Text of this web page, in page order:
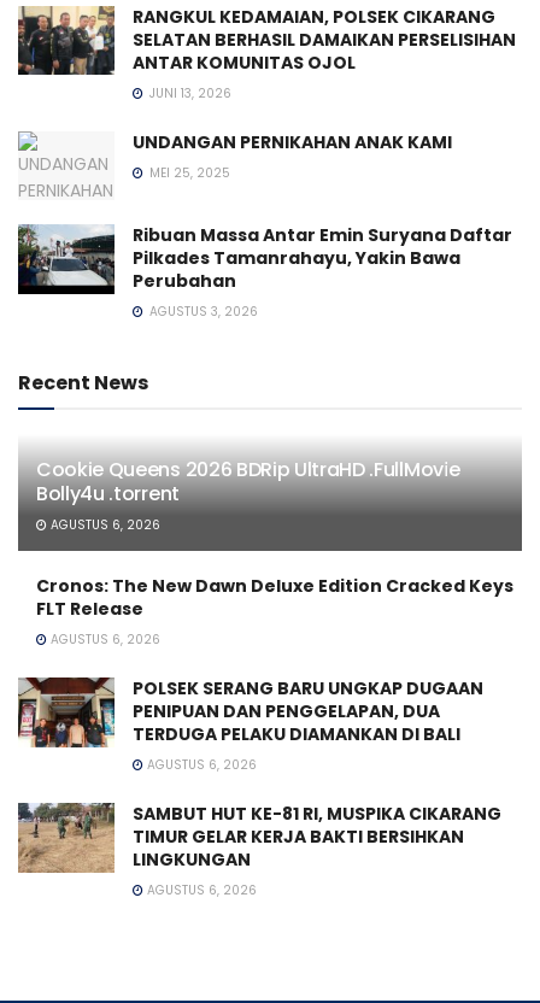
RANGKUL KEDAMAIAN, POLSEK CIKARANG
SELATAN BERHASIL DAMAIKAN PERSELISIHAN
ANTAR KOMUNITAS OJOL
JUNI 13, 2026
UNDANGAN PERNIKAHAN ANAK KAMI
MEI 25, 2025
Ribuan Massa Antar Emin Suryana Daftar
Pilkades Tamanrahayu, Yakin Bawa
Perubahan
AGUSTUS 3, 2026
Recent News
Cookie Queens 2026 BDRip UltraHD .FullMov𝗂e
Bolly4u .torrent
AGUSTUS 6, 2026
Cronos: The New Dawn Deluxe Edition Cracked Keys
FLT Release
AGUSTUS 6, 2026
POLSEK SERANG BARU UNGKAP DUGAAN
PENIPUAN DAN PENGGELAPAN, DUA
TERDUGA PELAKU DIAMANKAN DI BALI
AGUSTUS 6, 2026
SAMBUT HUT KE-81 RI, MUSPIKA CIKARANG
TIMUR GELAR KERJA BAKTI BERSIHKAN
LINGKUNGAN
AGUSTUS 6, 2026